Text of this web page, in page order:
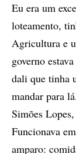
Eu era um
loteamento,
Agricultura e
governo
dali que tinha
mandar para
Simões
Funcionava
amparo: